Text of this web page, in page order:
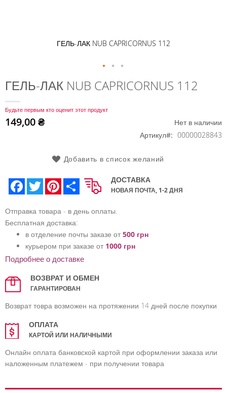
ГЕЛЬ-ЛАК NUB CAPRICORNUS 112
к
галереи
изображений
ГЕЛЬ-ЛАК NUB CAPRICORNUS 112
Будьте первым кто оценит этот продукт
149,00 ₴
Нет в наличии
Артикул
00000028843
Добавить в список желаний
Facebook
Twitter PinterestShare ДОСТАВКА
НОВАЯ ПОЧТА, 1-2 ДНЯ
Отправка товара - в день оплаты.
Бесплатная доставка:
в отделение почты заказе от 500 грн
курьером при заказе от 1000 грн
Подробнее о доставке
ВОЗВРАТ И ОБМЕН
ГАРАНТИРОВАН
Возврат товра возможен на протяжении 14 дней после покупки
ОПЛАТА
КАРТОЙ ИЛИ НАЛИЧНЫМИ
Онлайн оплата банковской картой при оформлении заказа или
наложенным платежем - при получении товара